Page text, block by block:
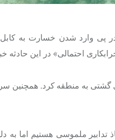
پی وارد شدن خسارت به
احتمالی» در این حادثه
گشتی به منطقه کرد.
تدابیر ملموسی هستیم اما به